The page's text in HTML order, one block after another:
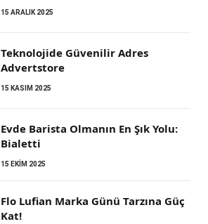
15 ARALIK 2025
Teknolojide Güvenilir Adres
Advertstore
15 KASIM 2025
Evde Barista Olmanın En Şık Yolu:
Bialetti
15 EKIM 2025
Flo Lufian Marka Günü Tarzına Güç
Kat!